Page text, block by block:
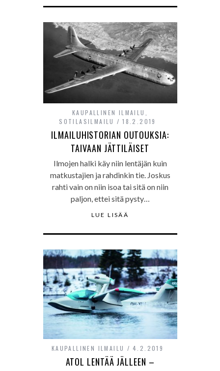
KAUPALLINEN ILMAILU ,
SOTILASILMAILU
18.2.2019
ILMAILUHISTORIAN OUTOUKSIA:
TAIVAAN JÄTTILÄISET
Ilmojen halki käy niin lentäjän kuin
matkustajien ja rahdinkin tie. Joskus
rahti vain on niin isoa tai sitä on niin
paljon, ettei sitä pysty…
LUE LISÄÄ
KAUPALLINEN ILMAILU 4.2.2019
ATOL LENTÄÄ JÄLLEEN –